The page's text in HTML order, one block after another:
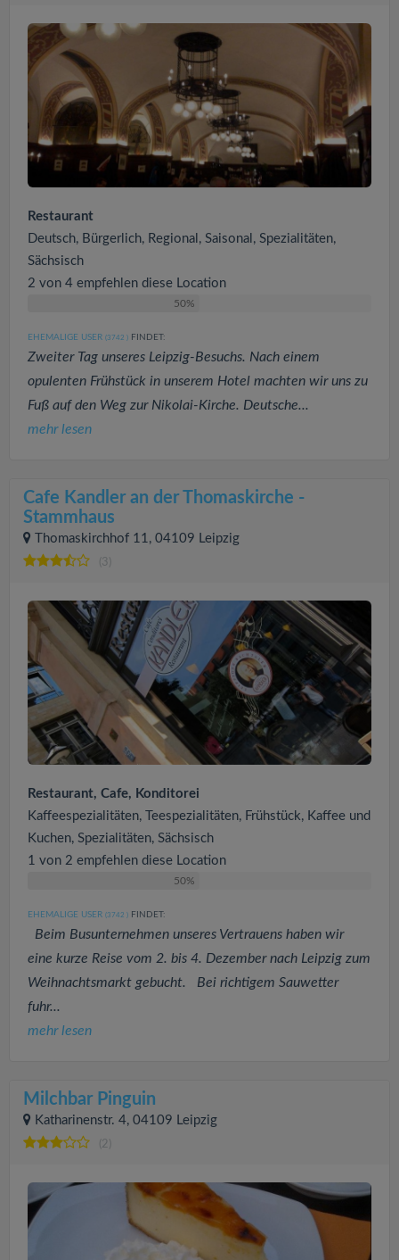
Restaurant
Deutsch, Bürgerlich, Regional, Saisonal, Spezialitäten,
Sächsisch
2 von 4 empfehlen diese Location
50%
EHEMALIGE USER (3742 ) FINDET:
Zweiter Tag unseres Leipzig-Besuchs. Nach einem
opulenten Frühstück in unserem Hotel machten wir uns zu
Fuß auf den Weg zur Nikolai-Kirche. Deutsche...
mehr lesen
Cafe Kandler an der Thomaskirche -
Stammhaus
Thomaskirchhof 11, 04109 Leipzig
(3)
Restaurant, Cafe, Konditorei
Kaffeespezialitäten, Teespezialitäten, Frühstück, Kaffee und
Kuchen, Spezialitäten, Sächsisch
1 von 2 empfehlen diese Location
50%
EHEMALIGE USER (3742 ) FINDET:
Beim Busunternehmen unseres Vertrauens haben wir
eine kurze Reise vom 2. bis 4. Dezember nach Leipzig zum
Weihnachtsmarkt gebucht. Bei richtigem Sauwetter
fuhr...
mehr lesen
Milchbar Pinguin
Katharinenstr. 4, 04109 Leipzig
(2)